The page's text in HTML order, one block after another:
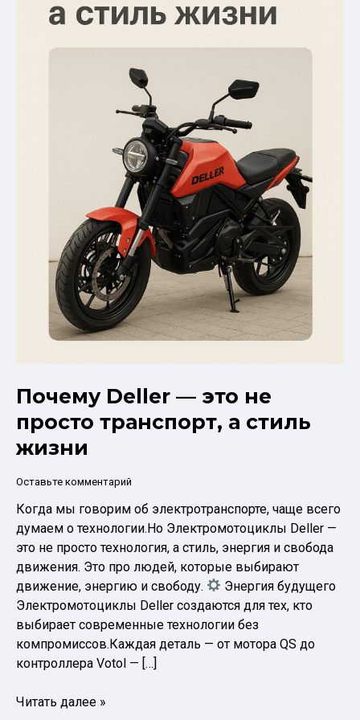
Почему Deller — это не
просто транспорт, а стиль
жизни
Оставьте комментарий
Когда мы говорим об электротранспорте, чаще всего
думаем о технологии.Но Электромотоциклы Deller —
это не просто технология, а стиль, энергия и свобода
движения. Это про людей, которые выбирают
движение, энергию и свободу.
Энергия будущего
Электромотоциклы Deller создаются для тех, кто
выбирает современные технологии без
компромиссов.Каждая деталь — от мотора QS до
контроллера Votol — […]
Почему
Читать далее »